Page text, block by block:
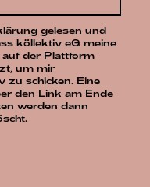
gelesen und
köllektiv eG meine
auf der Plattform
um mir
zu schicken. Eine
den Link am Ende
werden dann